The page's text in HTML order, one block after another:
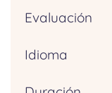
Evaluación
Idioma